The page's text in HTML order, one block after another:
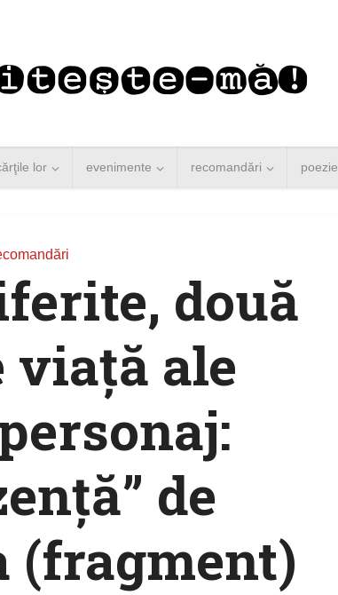
lor evenimente recomandări poezie
două
viață ale
de
(fragment)